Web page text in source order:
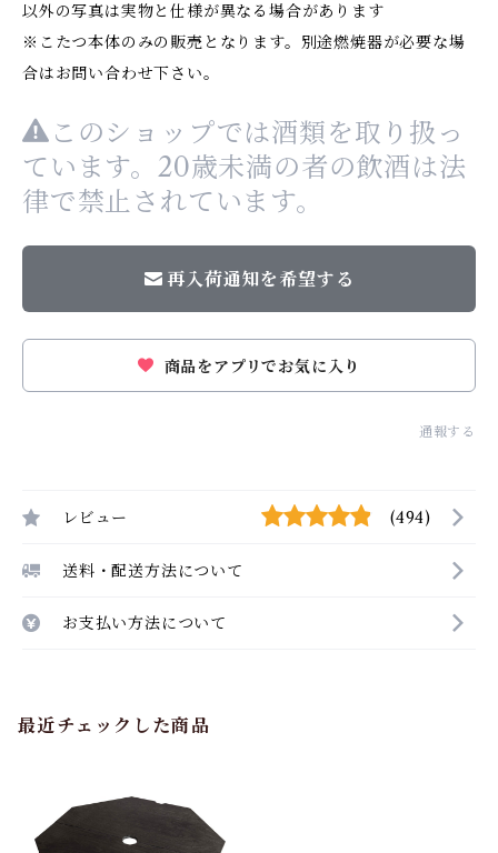
以外の写真は実物と仕様が異なる場合があります
※こたつ本体のみの販売となります。別途燃焼器が必要な場
合はお問い合わせ下さい。
このショップでは酒類を取り扱っ
ています。20歳未満の者の飲酒は法
律で禁止されています。
再入荷通知を希望する
商品をアプリでお気に入り
通報する
レビュー (494)
送料・配送方法について
お支払い方法について
最近チェックした商品